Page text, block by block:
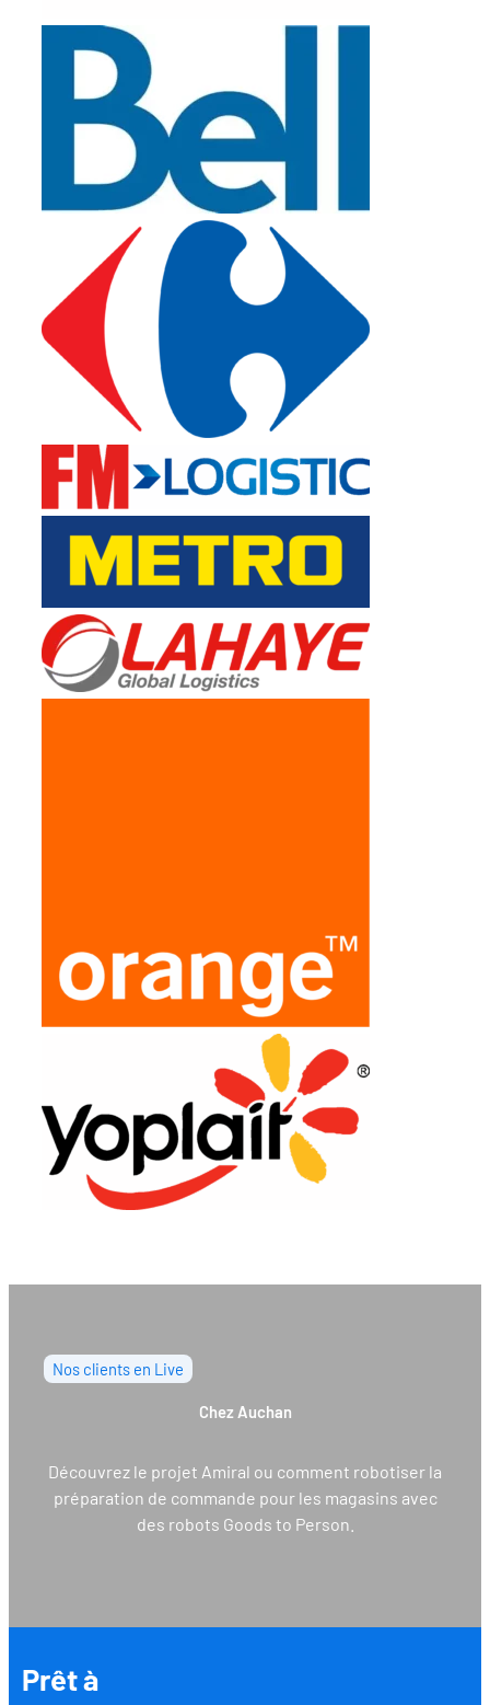
Nos clients en Live
Chez Auchan
Découvrez le projet Amiral ou comment robotiser la
préparation de commande pour les magasins avec
des robots Goods to Person.
Prêt à